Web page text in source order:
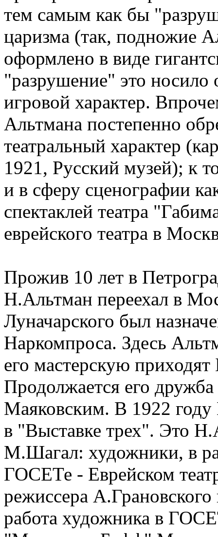
тем самым как бы
царизма (так, подножие
оформлено в виде
"разрушение" это носило
игровой характер.
Альтмана постепенно
театральный характер
1921, Русский музей); к
и в сферу сценографии
спектаклей театра
еврейского театра в
Прожив 10 лет в
Н.Альтман переехал в
Луначарского был
Наркомпроса. Здесь
его мастерскую
Продолжается его
Маяковским. В 1922
в "Выставке трех". Это
М.Шагал: художники, в
ГОСЕТе - Еврейском
режиссера
работа художника в